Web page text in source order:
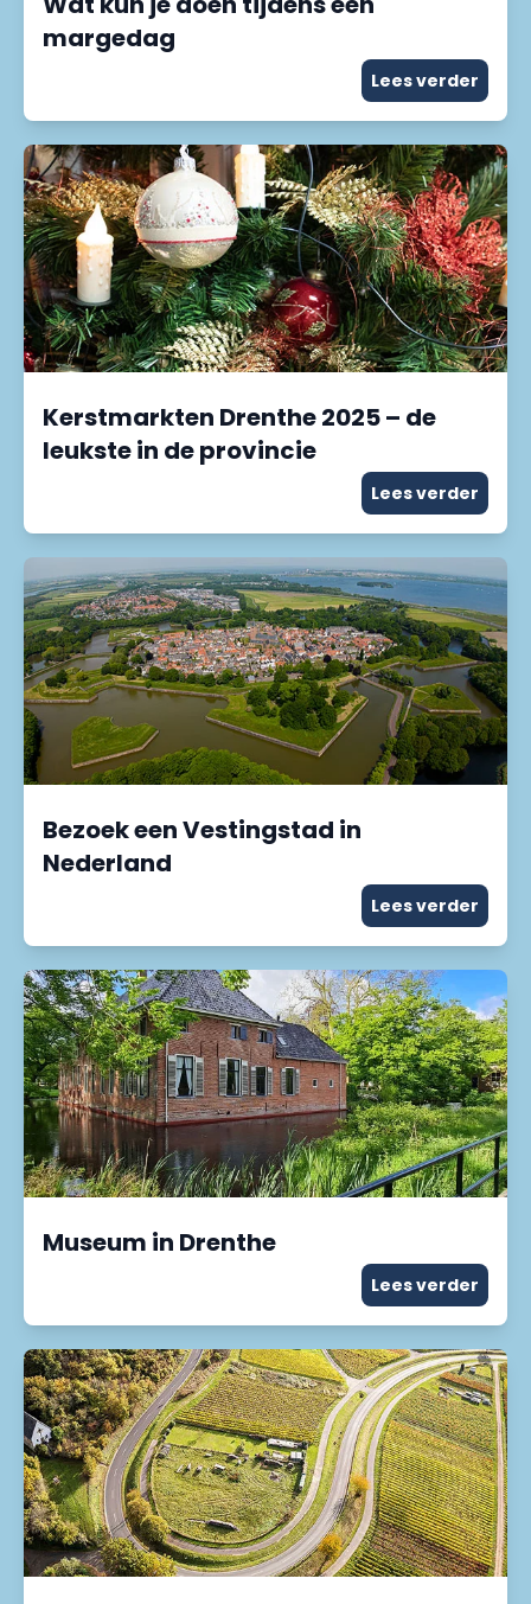
margedag
Lees verder
Kerstmarkten Drenthe 2025 – de
leukste in de provincie
Lees verder
Bezoek een Vestingstad in
Nederland
Lees verder
Museum in Drenthe
Lees verder